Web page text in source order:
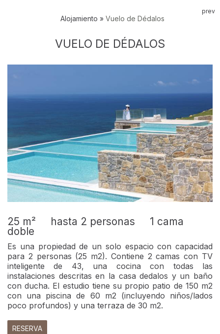
Alojamiento » Vuelo de Dédalos
VUELO DE DÉDALOS
prev
25 m² hasta 2 personas
1 cama
doble
Es una propiedad de un solo espacio con capacidad
para 2 personas (25 m2). Contiene 2 camas con TV
inteligente de 43, una cocina con todas las
instalaciones descritas en la casa dedalos y un baño
con ducha. El estudio tiene su propio patio de 150 m2
con una piscina de 60 m2 (incluyendo niños/lados
poco profundos) y una terraza de 30 m2.
RESERVA